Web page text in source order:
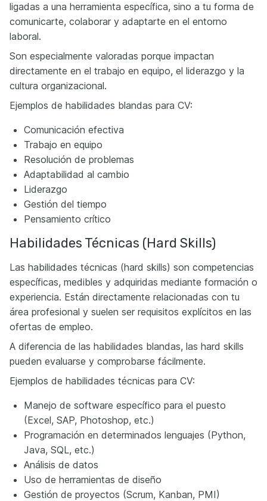
ligadas a una herramienta específica, sino a tu forma de
comunicarte, colaborar y adaptarte en el entorno
laboral.
Son especialmente valoradas porque impactan
directamente en el trabajo en equipo, el liderazgo y la
cultura organizacional.
Ejemplos de habilidades blandas para CV:
Comunicación efectiva
Trabajo en equipo
Resolución de problemas
Adaptabilidad al cambio
Liderazgo
Gestión del tiempo
Pensamiento crítico
Habilidades Técnicas (Hard Skills)
Las habilidades técnicas (hard skills) son competencias
específicas, medibles y adquiridas mediante formación o
experiencia. Están directamente relacionadas con tu
área profesional y suelen ser requisitos explícitos en las
ofertas de empleo.
A diferencia de las habilidades blandas, las hard skills
pueden evaluarse y comprobarse fácilmente.
Ejemplos de habilidades técnicas para CV:
Manejo de software específico para el puesto
(Excel, SAP, Photoshop, etc.)
Programación en determinados lenguajes (Python,
Java, SQL, etc.)
Análisis de datos
Uso de herramientas de diseño
Gestión de proyectos (Scrum, Kanban, PMI)